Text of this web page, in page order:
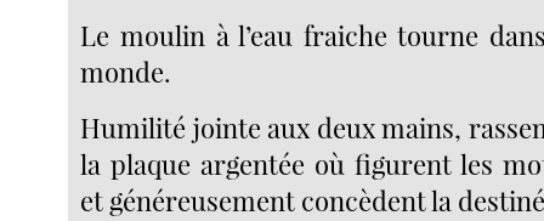
Le moulin à l’eau fraiche tourne
monde.
Humilité jointe aux deux mains,
la plaque argentée où figurent les
et généreusement concèdent la